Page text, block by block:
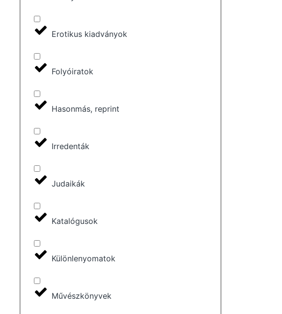
Erotikus kiadványok
Folyóiratok
Hasonmás, reprint
Irredenták
Judaikák
Katalógusok
Különlenyomatok
Művészkönyvek